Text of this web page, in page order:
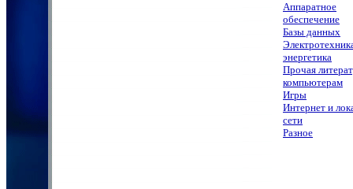
Аппаратное
обеспечение
Базы данных
энергетика
Прочая
компьютерам
Игры
Интернет и
сети
Разное